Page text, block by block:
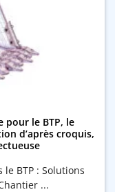
pour le BTP, le
d’après croquis,
le BTP : Solutions
...